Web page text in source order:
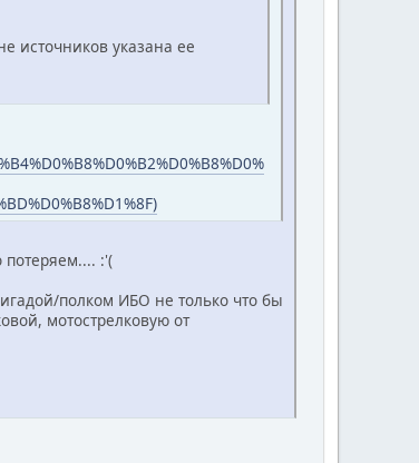
источников указана ее
:'(
полком ИБО не только что бы
мотострелковую от